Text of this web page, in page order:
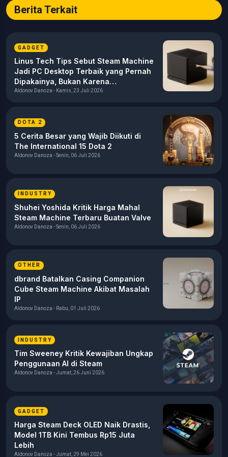
Berita Terkait
GADGET
Linus Tech Tips Sebut Steam Machine
Jadi PC Desktop Terbaik yang Pernah
Dipakainya, Bukan Karena
Performanya
Aldonov Danoza - Kamis, 23 Juli 2026
DOTA 2
5 Cerita Besar yang Wajib Diikuti di
The International 15 Dota 2
Aldonov Danoza - Senin, 06 Juli 2026
INDUSTRY
Shuhei Yoshida Kritik Harga Mahal
Steam Machine Terbaru Buatan Valve
Aldonov Danoza - Senin, 06 Juli 2026
OTHER
dbrand Batalkan Casing Companion
Cube Steam Machine Akibat Masalah
IP
Aldonov Danoza - Rabu, 01 Juli 2026
INDUSTRY
Tim Sweeney Kritik Kewajiban Ungkap
Penggunaan AI di Steam
Aldonov Danoza - Jumat, 26 Juni 2026
GADGET
Harga Steam Deck OLED Naik Drastis,
Model 1TB Kini Tembus Rp15 Juta
Lebih
Aldonov Danoza - Jumat, 29 Mei 2026